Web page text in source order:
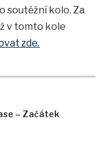
– Začátek
soutěžní kolo. Za
v tomto kole
zde.